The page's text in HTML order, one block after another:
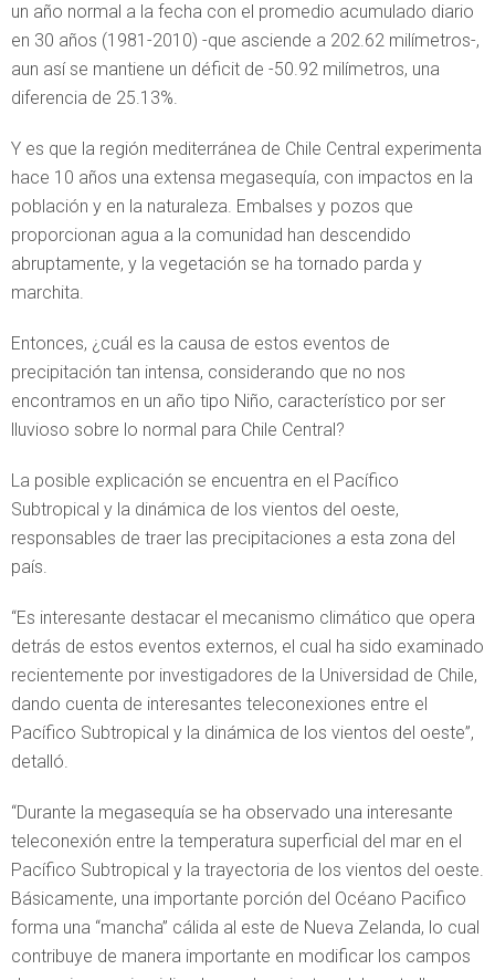
un año normal a la fecha con el promedio acumulado diario
en 30 años (1981-2010) -que asciende a 202.62 milímetros-,
aun así se mantiene un déficit de -50.92 milímetros, una
diferencia de 25.13%.
Y es que la región mediterránea de Chile Central experimenta
hace 10 años una extensa megasequía, con impactos en la
población y en la naturaleza. Embalses y pozos que
proporcionan agua a la comunidad han descendido
abruptamente, y la vegetación se ha tornado parda y
marchita.
Entonces, ¿cuál es la causa de estos eventos de
precipitación tan intensa, considerando que no nos
encontramos en un año tipo Niño, característico por ser
lluvioso sobre lo normal para Chile Central?
La posible explicación se encuentra en el Pacífico
Subtropical y la dinámica de los vientos del oeste,
responsables de traer las precipitaciones a esta zona del
país.
“Es interesante destacar el mecanismo climático que opera
detrás de estos eventos externos, el cual ha sido examinado
recientemente por investigadores de la Universidad de Chile,
dando cuenta de interesantes teleconexiones entre el
Pacífico Subtropical y la dinámica de los vientos del oeste”,
detalló.
“Durante la megasequía se ha observado una interesante
teleconexión entre la temperatura superficial del mar en el
Pacífico Subtropical y la trayectoria de los vientos del oeste.
Básicamente, una importante porción del Océano Pacifico
forma una “mancha” cálida al este de Nueva Zelanda, lo cual
contribuye de manera importante en modificar los campos